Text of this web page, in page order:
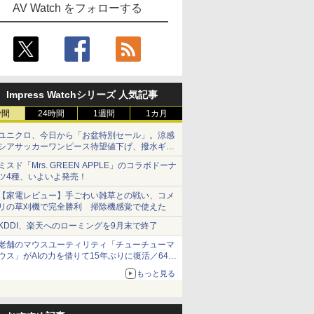
AV Watch をフォローする
Impress Watchシリーズ 人気記事
24時間 1週間 1カ月
ニクロ、今日から「お盆特別セール」。涼感
アサッカーワンピース待望値下げ、撥水ギア
ョーツは1990円に
スド「Mrs. GREEN APPLE」のコラボドーナ
4種、いよいよ発売！
家電レビュー】手ごわい雑草との戦い、コメ
の草刈機で完全勝利 掃除機感覚で使えた
、楽天へのローミングを9月末で終了
舗のマウスユーティリティ「チューチューマ
ス」がAIの力を借りて15年ぶりに復活／64bit
、Windows 10/11、「Chrome」も走り回
。復活記念で2026年末まで500円
もっと見る